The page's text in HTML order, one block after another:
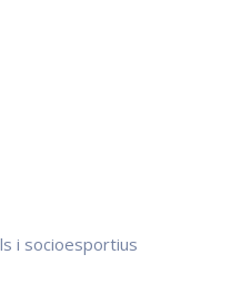
i socioesportius